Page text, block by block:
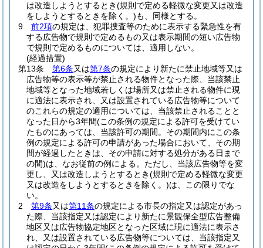
は改造しようとするとき(規則で定める軽微な変更又は改造
をしようとするときを除く。)も、同様とする。
9
前2項の規定は、犯罪捜査等のために表示する緊急性を有
する広告物で規則で定めるもの又は表示期間の短い広告物
で規則で定めるものについては、適用しない。
(経過措置)
第13条
第6条又は第7条の規定により新たに禁止地域等又は
広告物等の表示等が禁止される物件となった際、当該禁止
地域等となった地域若しくは場所又は禁止される物件に現
に適法に表示され、又は設置されている広告物等について
のこれらの規定の適用については、当該禁止されることと
なった日から3年間(この条例の規定による許可を受けてい
たものにあっては、当該許可の期間。その期間内にこの条
例の規定による許可の申請があった場合において、その期
間が経過したときは、その申請に対する処分がある日まで
の間)は、なお従前の例による。 ただし、当該広告物等を変
更し、又は改造しようとするとき(規則で定める軽微な変更
又は改造をしようとするときを除く。)は、この限りでな
い。
2
第9条又は第11条の規定による市長の指定又は認定があっ
た際、当該指定又は認定により新たに景観保全型広告整備
地区又は広告物協定地区となった区域に現に適法に表示さ
れ、又は設置されている広告物等については、当該指定又